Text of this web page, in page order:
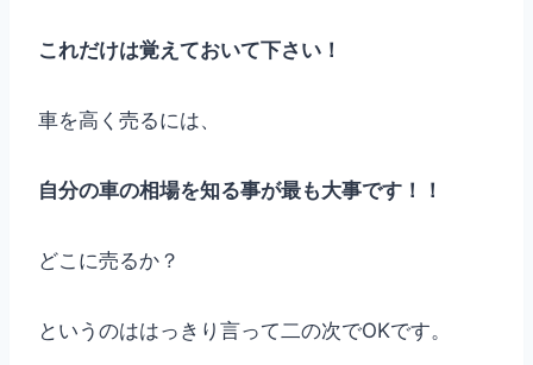
これだけは覚えておいて下さい！
車を高く売るには、
自分の車の相場を知る事が最も大事です！！
どこに売るか？
というのははっきり言って二の次でOKです。